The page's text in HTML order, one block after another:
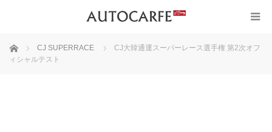
ホーム CJ SUPERRACE
CJ大韓通運スーパーレース選手権 第2次オフ
ィシャルテスト